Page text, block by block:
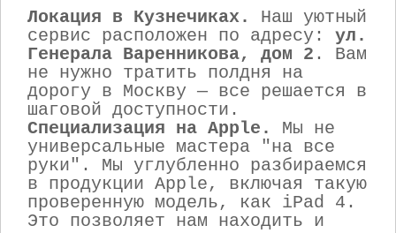
Локация в Кузнечиках.
Наш уютный
сервис расположен по адресу: ул.
Генерала Варенникова, дом 2 . Вам
не нужно тратить полдня на
дорогу в Москву — все решается в
шаговой доступности.
Специализация на Apple.
Мы не
универсальные мастера "на все
руки". Мы углубленно разбираемся
в продукции Apple, включая такую
проверенную модель, как iPad 4.
Это позволяет нам находить и